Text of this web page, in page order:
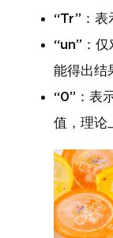
“Tr”：表
“un”：
能得出结
“0”：表
值，理论